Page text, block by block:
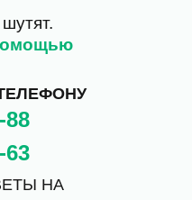
НА
88
63